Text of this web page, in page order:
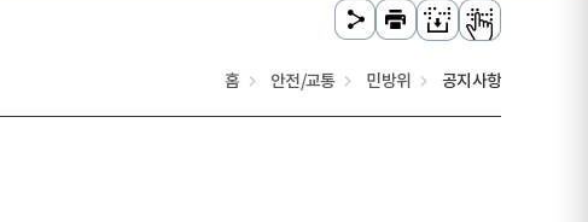
홈 안전/교통 민방위 공지사항